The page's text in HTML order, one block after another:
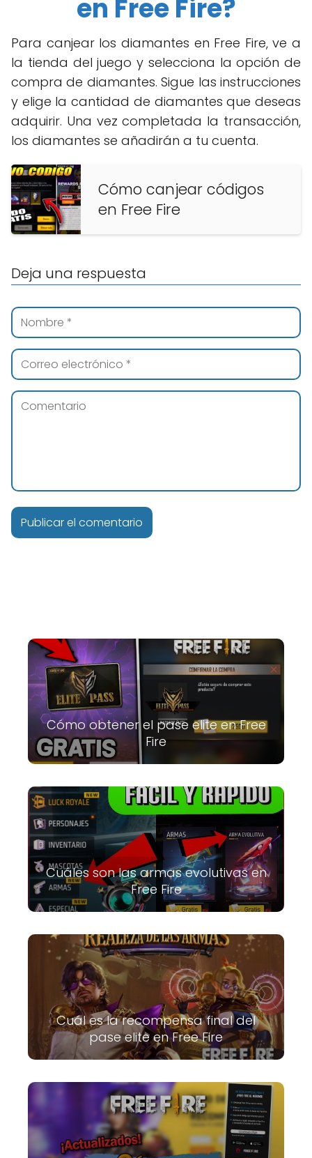
en Free Fire?
Para canjear los diamantes en Free Fire, ve a
la tienda del juego y selecciona la opción de
compra de diamantes. Sigue las instrucciones
y elige la cantidad de diamantes que deseas
adquirir. Una vez completada la transacción,
los diamantes se añadirán a tu cuenta.
Cómo canjear códigos
en Free Fire
Deja una respuesta
Cómo obtener el pase elite en Free
Fire
Cuáles son las armas evolutivas en
Free Fire
Cuál es la recompensa final del
pase elite en Free Fire